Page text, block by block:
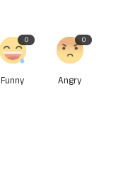
0
Funny
0
Angry